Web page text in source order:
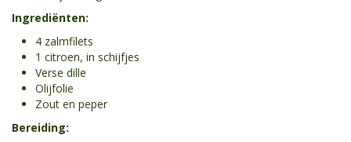
Ingrediënten:
4 zalmfilets
1 citroen, in schijfjes
Verse dille
Olijfolie
Zout en peper
Bereiding: